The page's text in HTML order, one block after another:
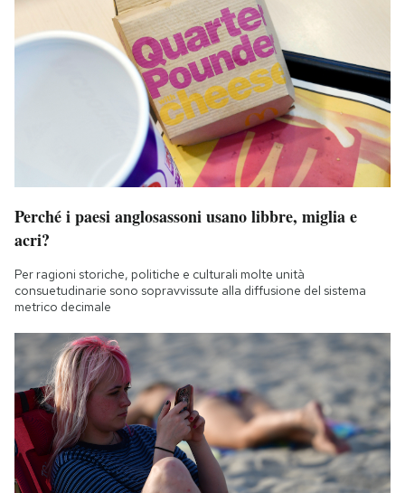
Perché i paesi anglosassoni usano libbre, miglia e
acri?
Per ragioni storiche, politiche e culturali molte unità
consuetudinarie sono sopravvissute alla diffusione del sistema
metrico decimale